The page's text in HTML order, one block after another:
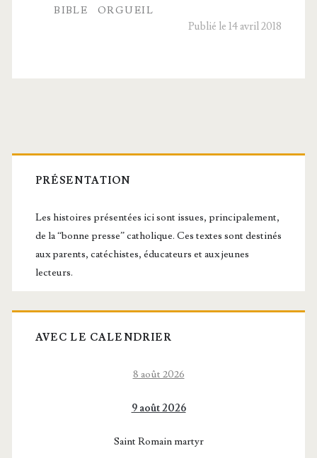
la
BIBLE
ORGUEIL
Publié le 14 avril 2018
Barre
latérale
principale
PRÉSENTATION
Les histoires présentées ici sont issues, principalement,
de la “bonne presse” catholique. Ces textes sont destinés
aux parents, catéchistes, éducateurs et aux jeunes
lecteurs.
AVEC LE CALENDRIER
8 août 2026
9 août 2026
Saint Romain martyr